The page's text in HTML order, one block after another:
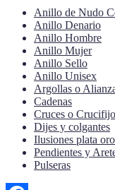
Anillo de Nudo
Anillo Denario
Anillo Hombre
Anillo Mujer
Anillo Sello
Anillo Unisex
Argollas o
Cadenas
Cruces o
Dijes y colgantes
Ilusiones plata oro
Pendientes y
Pulseras